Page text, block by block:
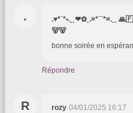
.
🐻🐻
bonne soirée en
Répondre
R rozy 04/01/2025 16:17